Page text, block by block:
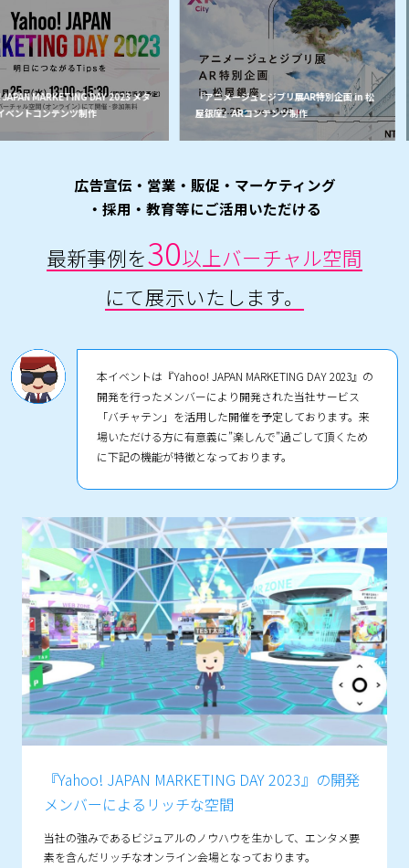
MARKETING DAY 2023 メタ
ベントコンテンツ制作
『アニメージュとジブリ展AR特別企画 in 松
屋銀座』ARコンテンツ制作
広告宣伝・営業・販促・マーケティング
・採⽤・教育等にご活⽤いただける
最新事例を30以上バーチャル空間
にて展示いたします。
本イベントは『Yahoo! JAPAN MARKETING DAY 2023』の
開発を行ったメンバーにより開発された当社サービス
「バチャテン」を活用した開催を予定しております。来
場いただける方に有意義に”楽しんで”過ごして頂くため
に下記の機能が特徴となっております。
『Yahoo! JAPAN MARKETING DAY 2023』の開発
メンバーによるリッチな空間
当社の強みであるビジュアルのノウハウを生かして、エンタメ要
素を含んだリッチなオンライン会場となっております。